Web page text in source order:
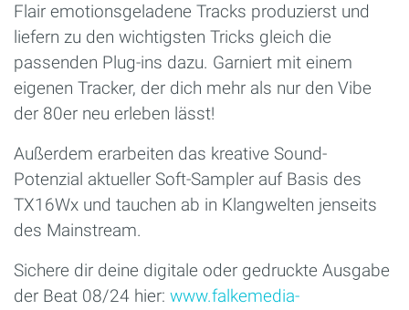
Flair emotionsgeladene Tracks produzierst und
liefern zu den wichtigsten Tricks gleich die
passenden Plug-ins dazu. Garniert mit einem
eigenen Tracker, der dich mehr als nur den Vibe
der 80er neu erleben lässt!
Außerdem erarbeiten das kreative Sound-
Potenzial aktueller Soft-Sampler auf Basis des
TX16Wx und tauchen ab in Klangwelten jenseits
des Mainstream.
Sichere dir deine digitale oder gedruckte Ausgabe
der Beat 08/24 hier: www.falkemedia-